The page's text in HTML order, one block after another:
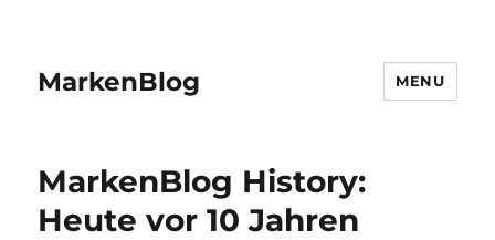
MarkenBlog MENU
MarkenBlog History:
Heute vor 10 Jahren